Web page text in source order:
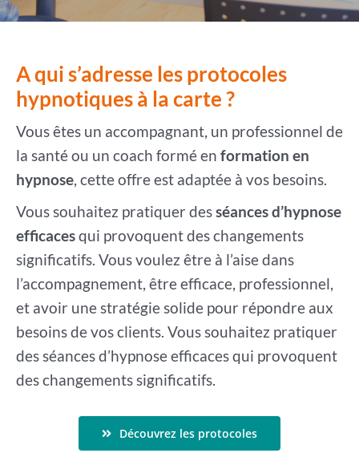
A qui s’adresse les protocoles
hypnotiques à la carte ?
Vous êtes un accompagnant, un professionnel de
la santé ou un coach formé en formation en
hypnose, cette offre est adaptée à vos besoins.
Vous souhaitez pratiquer desséances d’hypnose
efficacesqui provoquent des changements
significatifs. Vous voulez être à l’aise dans
l’accompagnement, être efficace, professionnel,
et avoir une stratégie solide pour répondre aux
besoins de vos clients. Vous souhaitez pratiquer
des séances d’hypnose efficaces qui provoquent
des changements significatifs.
Découvrez les protocoles